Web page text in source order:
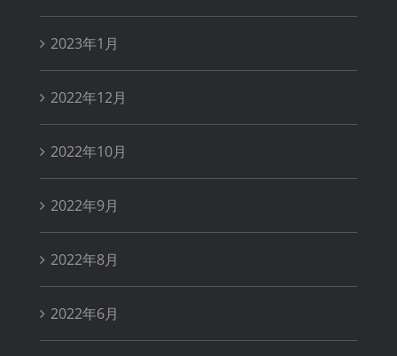
2023年1月
2022年12月
2022年10月
2022年9月
2022年8月
2022年6月